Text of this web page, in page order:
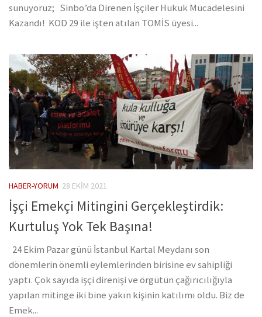
sunuyoruz; Sinbo’da Direnen İşçiler Hukuk Mücadelesini
Kazandı! KOD 29 ile işten atılan TOMİS üyesi...
HABER-YORUM 28 EKIM 2021
İşçi Emekçi Mitingini Gerçekleştirdik:
Kurtuluş Yok Tek Başına!
24 Ekim Pazar günü İstanbul Kartal Meydanı son
dönemlerin önemli eylemlerinden birisine ev sahipliği
yaptı. Çok sayıda işçi direnişi ve örgütün çağırıcılığıyla
yapılan mitinge iki bine yakın kişinin katılımı oldu. Biz de
Emek...